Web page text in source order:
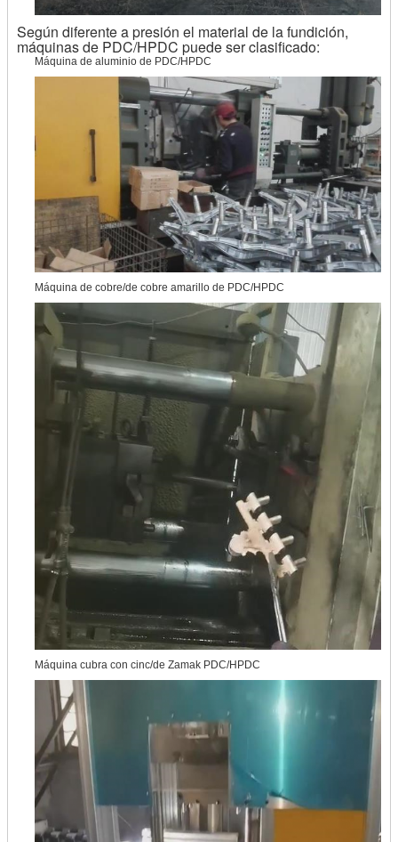
Según diferente a presión el material de la fundición,
máquinas de PDC/HPDC puede ser clasificado:
Máquina de aluminio de PDC/HPDC
Máquina de cobre/de cobre amarillo de PDC/HPDC
Máquina cubra con cinc/de Zamak PDC/HPDC